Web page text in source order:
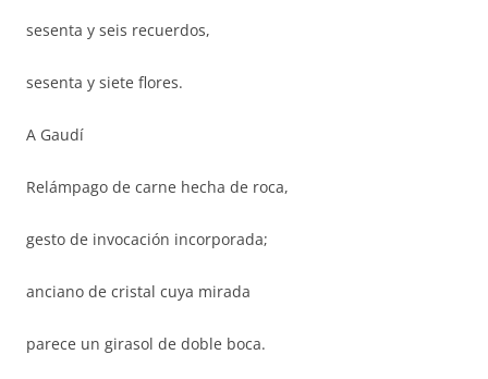
sesenta y seis recuerdos,
sesenta y siete flores.
A Gaudí
Relámpago de carne hecha de roca,
gesto de invocación incorporada;
anciano de cristal cuya mirada
parece un girasol de doble boca.